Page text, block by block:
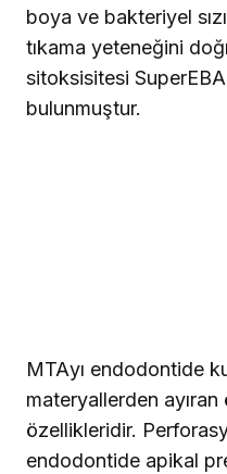
boya ve bakteriyel
tıkama yeteneğini
sitoksisitesi
bulunmuştur.
MTAyı endodontide
materyallerden
özellikleridir.
endodontide apikal